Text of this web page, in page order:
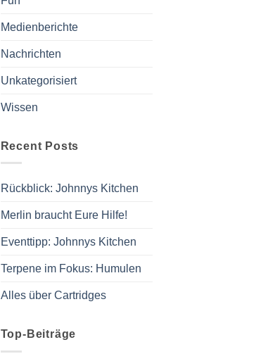
Medienberichte
Nachrichten
Unkategorisiert
Wissen
Recent Posts
Rückblick: Johnnys Kitchen
Merlin braucht Eure Hilfe!
Eventtipp: Johnnys Kitchen
Terpene im Fokus: Humulen
Alles über Cartridges
Top-Beiträge